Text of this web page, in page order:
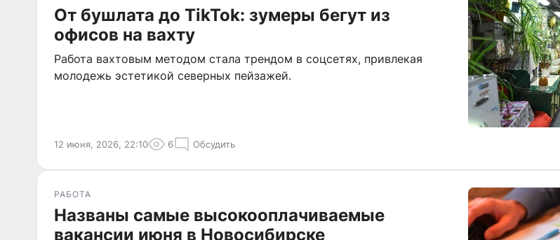
От бушлата до TikTok: зумеры бегут из
офисов на вахту
Работа вахтовым методом стала трендом в соцсетях, привлекая
молодежь эстетикой северных пейзажей.
12 июня, 2026, 22:10 6 Обсудить
РАБОТА
Названы самые высокооплачиваемые
вакансии июня в Новосибирске